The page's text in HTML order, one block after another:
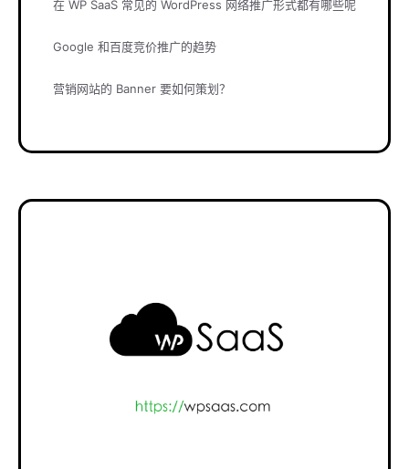
在 WP SaaS 常见的 WordPress 网络推广形式都有哪些呢
Google 和百度竞价推广的趋势
营销网站的 Banner 要如何策划？